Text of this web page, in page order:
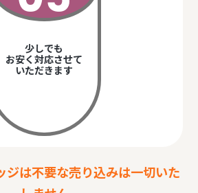
少しでも
お安く対応させて
いただきます
ジは不要な売り込みは一切いた